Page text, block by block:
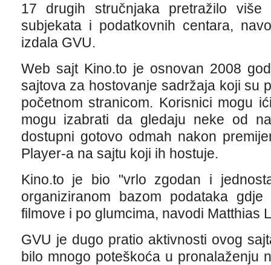
17 drugih stručnjaka pretražilo
subjekata i podatkovnih centara,
izdala GVU.
Web sajt Kino.to je osnovan 2008
sajtova za hostovanje sadržaja koji su
početnom stranicom. Korisnici mogu
mogu izabrati da gledaju neke od
dostupni gotovo odmah nakon
Player-a na sajtu koji ih hostuje.
Kino.to je bio "vrlo zgodan i
organiziranom bazom podataka
filmove i po glumcima, navodi Matthias
GVU je dugo pratio aktivnosti ovog
bilo mnogo poteškoća u pronalaženju